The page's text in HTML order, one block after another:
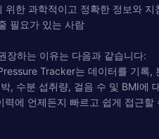
한 과학적이고 정확한 정보와 지
필요가 있는 사람
장하는 이유는 다음과 같습니다:
Tracker는 데이터를 기록
, 수분 섭취량, 걸음 수 및 BMI에
에 언제든지 빠르고 쉽게 접근